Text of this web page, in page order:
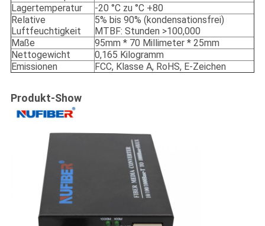
Lagertemperatur
-20 °C zu °C +80
Relative
Luftfeuchtigkeit
5% bis 90% (kondensationsfrei)
MTBF: Stunden >100,000
Maße
95mm * 70 Millimeter * 25mm
Nettogewicht
0,165 Kilogramm
Emissionen
FCC, Klasse A, RoHS, E-Zeichen
Produkt-Show